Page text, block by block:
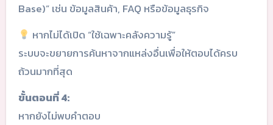
Base)” เช่น ข้อมูลสินค้า, FAQ หรือข้อมูลธุรกิจ
หากไม่ได้เปิด “ใช้เฉพาะคลังความรู้”
ระบบจะขยายการค้นหาจากแหล่งอื่นเพื่อให้ตอบได้ครบ
ถ้วนมากที่สุด
ขั้นตอนที่ 4:
หากยังไม่พบคำตอบ